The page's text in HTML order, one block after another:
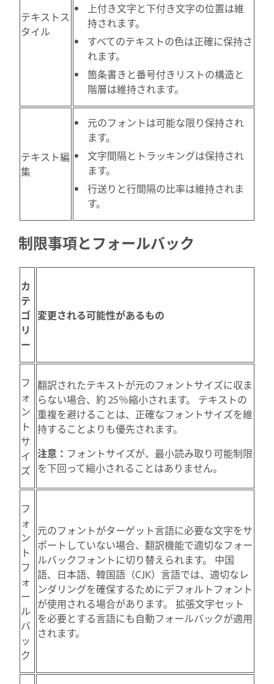
テキストス
タイル
上付き文字と下付き文字の位置は維
持されます。
すべてのテキストの色は正確に保持さ
れます。
箇条書きと番号付きリストの構造と
階層は維持されます。
テキスト編
集
元のフォントは可能な限り保持され
ます。
文字間隔とトラッキングは保持され
ます。
行送りと行間隔の比率は維持されま
す。
制限事項とフォールバック
カ
テ
ゴ
リ
ー
変更される可能性があるもの
フ
ォ
ン
ト
サ
イ
ズ
翻訳されたテキストが元のフォントサイズに収ま
らない場合、約 25％縮小されます。 テキストの
重複を避けることは、正確なフォントサイズを維
持することよりも優先されます。
注意： フォントサイズが、最小読み取り可能制限
を下回って縮小されることはありません。
フ
ォ
ン
ト
フ
ォ
ー
ル
バ
ッ
ク
元のフォントがターゲット言語に必要な文字をサ
ポートしていない場合、翻訳機能で適切なフォー
ルバックフォントに切り替えられます。 中国
語、日本語、韓国語（CJK）言語では、適切なレ
ンダリングを確保するためにデフォルトフォント
が使用される場合があります。 拡張文字セット
を必要とする言語にも自動フォールバックが適用
されます。